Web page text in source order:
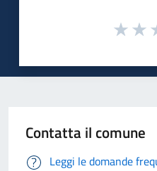
Contatta il comune
Leggi le domande